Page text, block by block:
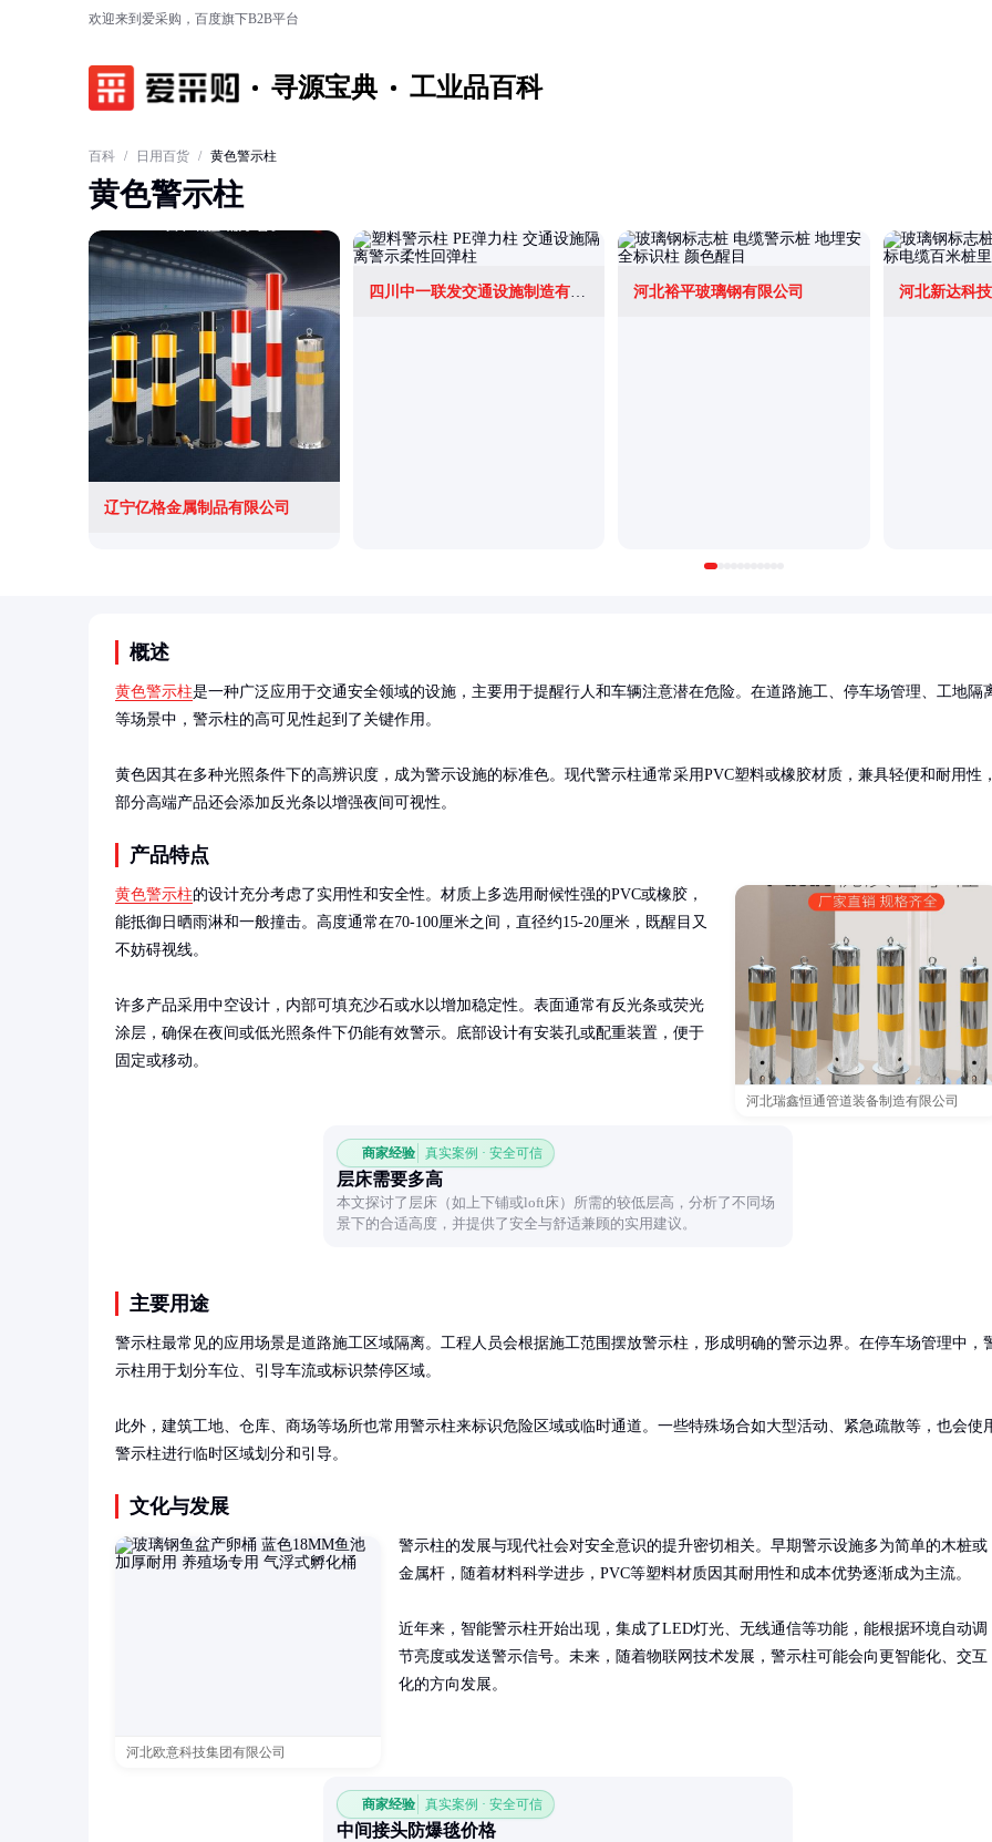
欢迎来到爱采购，百度旗下B2B平台
寻源宝典 工业品百科
百科 / 日用百货 / 黄色警示柱
黄色警示柱
辽宁亿格金属制品有限公司
四川中一联发交通设施制造有限公司 河北裕平玻璃钢有限公司 河北新达科
概述
黄色警示柱是一种广泛应用于交通安全领域的设施，主要用于提醒行人和车辆注意潜在危险。在道路施工、停车场管理、工地隔
等场景中，警示柱的高可见性起到了关键作用。
黄色因其在多种光照条件下的高辨识度，成为警示设施的标准色。现代警示柱通常采用PVC塑料或橡胶材质，兼具轻便和耐用性
部分高端产品还会添加反光条以增强夜间可视性。
产品特点
河北瑞鑫恒通管道装备制造有限公司
黄色警示柱的设计充分考虑了实用性和安全性。材质上多选用耐候性强的PVC或橡胶，
能抵御日晒雨淋和一般撞击。高度通常在70-100厘米之间，直径约15-20厘米，既醒目又
不妨碍视线。
许多产品采用中空设计，内部可填充沙石或水以增加稳定性。表面通常有反光条或荧光
涂层，确保在夜间或低光照条件下仍能有效警示。底部设计有安装孔或配重装置，便于
固定或移动。
商家经验 真实案例 · 安全可信
层床需要多高
本文探讨了层床（如上下铺或loft床）所需的较低层高，分析了不同场
景下的合适高度，并提供了安全与舒适兼顾的实用建议。
主要用途
警示柱最常见的应用场景是道路施工区域隔离。工程人员会根据施工范围摆放警示柱，形成明确的警示边界。在停车场管理中，
示柱用于划分车位、引导车流或标识禁停区域。
此外，建筑工地、仓库、商场等场所也常用警示柱来标识危险区域或临时通道。一些特殊场合如大型活动、紧急疏散等，也会使
警示柱进行临时区域划分和引导。
文化与发展
河北欧意科技集团有限公司
警示柱的发展与现代社会对安全意识的提升密切相关。早期警示设施多为简单的木桩或
金属杆，随着材料科学进步，PVC等塑料材质因其耐用性和成本优势逐渐成为主流。
近年来，智能警示柱开始出现，集成了LED灯光、无线通信等功能，能根据环境自动调
节亮度或发送警示信号。未来，随着物联网技术发展，警示柱可能会向更智能化、交互
化的方向发展。
商家经验 真实案例 · 安全可信
中间接头防爆毯价格